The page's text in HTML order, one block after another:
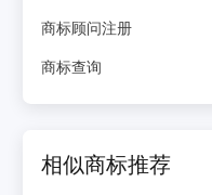
商标顾问注册
商标查询
相似商标推荐